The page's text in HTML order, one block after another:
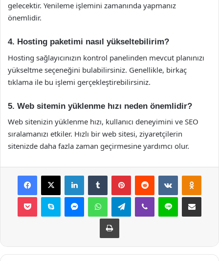
gelecektir. Yenileme işlemini zamanında yapmanız
önemlidir.
4. Hosting paketimi nasıl yükseltebilirim?
Hosting sağlayıcınızın kontrol panelinden mevcut planınızı
yükseltme seçeneğini bulabilirsiniz. Genellikle, birkaç
tıklama ile bu işlemi gerçekleştirebilirsiniz.
5. Web sitemin yüklenme hızı neden önemlidir?
Web sitenizin yüklenme hızı, kullanıcı deneyimini ve SEO
sıralamanızı etkiler. Hızlı bir web sitesi, ziyaretçilerin
sitenizde daha fazla zaman geçirmesine yardımcı olur.
Facebook
X LinkedInTumblr PinterestReddit VKontakte
Pocket Skype MessengerWhatsAppTelegramViber Line E-Posta ile
Yazdır